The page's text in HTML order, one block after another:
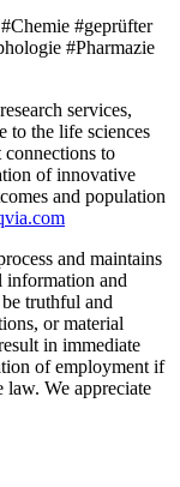
#geprüfter
#Pharmazie
services,
to the life sciences
connections to
of innovative
and population
and maintains
information and
truthful and
or material
in immediate
of employment if
law. We appreciate